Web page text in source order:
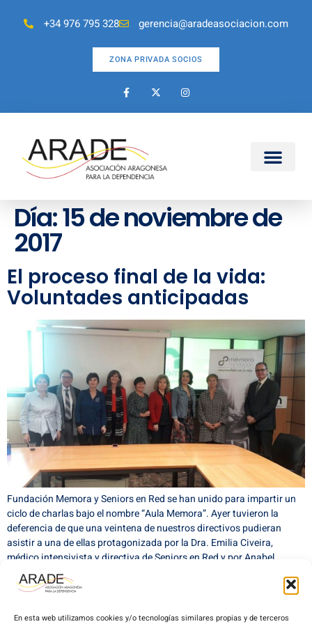
En esta web utilizamos cookies y/o tecnologías similares propias y de terceros
+34 976 795 328 gerencia@aradeasociacion.com
ZONA PRIVADA SOCIOS
Día:15 de noviembre de
2017
El proceso final de la vida:
Voluntades anticipadas
Fundación Memora y Seniors en Red se han unido para impartir un
ciclo de charlas bajo el nombre “Aula Memora”. Ayer tuvieron la
deferencia de que una veintena de nuestros directivos pudieran
asistir a una de ellas protagonizada por la Dra. Emilia Civeira,
médico intensivista y directiva de Seniors en Red y por Anabel
Lasheras, […]